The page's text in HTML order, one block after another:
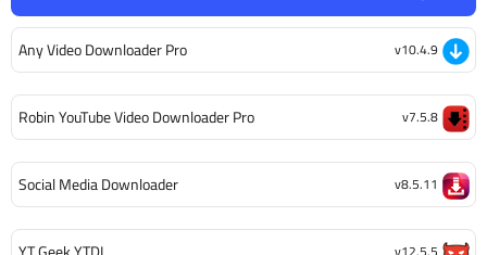
Any Video Downloader Pro v10.4.9
Robin YouTube Video Downloader Pro v7.5.8
Social Media Downloader v8.5.11